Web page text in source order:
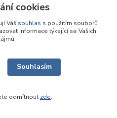
z 4 další
blogu
cookies
Váš souhlas s použitím souborů
informace týkající se Vašich
Souhlasím
odmítnout zde.